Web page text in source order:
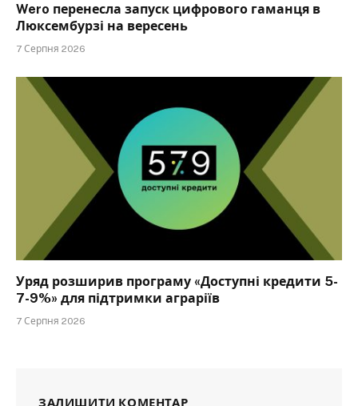
Wero перенесла запуск цифрового гаманця в
Люксембурзі на вересень
7 Серпня 2026
Уряд розширив програму «Доступні кредити 5-
7-9%» для підтримки аграріїв
7 Серпня 2026
ЗАЛИШИТИ КОМЕНТАР